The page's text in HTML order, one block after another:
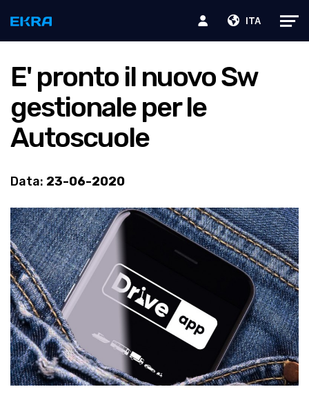
ITA
E' pronto il nuovo Sw
gestionale per le
Autoscuole
Data: 23-06-2020